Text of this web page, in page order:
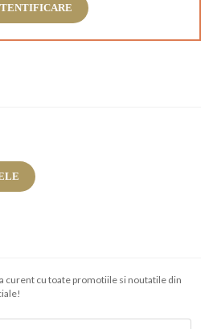
curent cu toate promotiile si noutatile din